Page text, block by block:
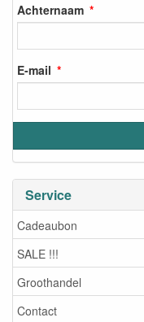
Achternaam
E-mail
Service
Cadeaubon
SALE !!!
Groothandel
Contact